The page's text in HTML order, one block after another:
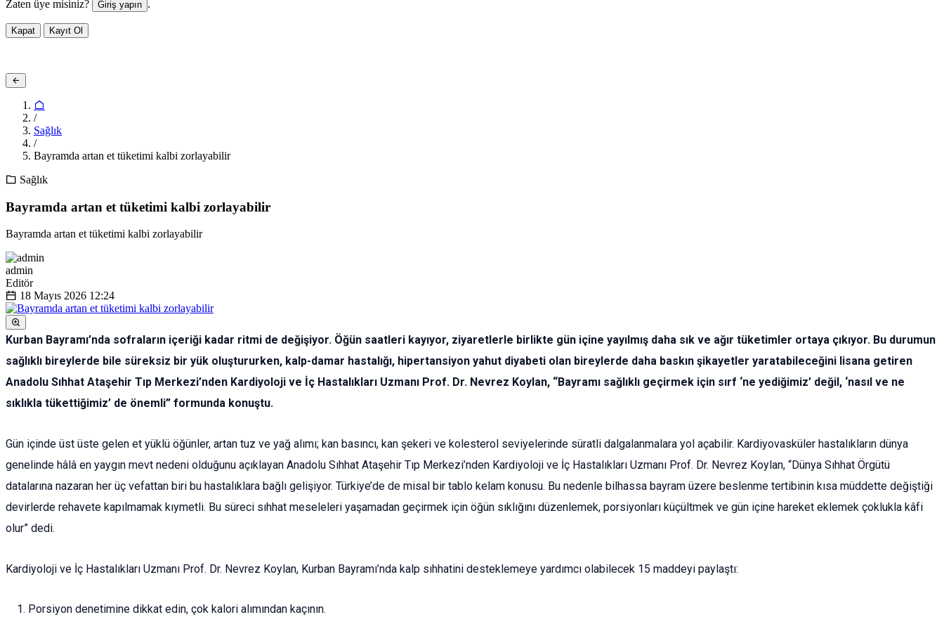
Zaten üye misiniz? Giriş yapın .
Kapat Kayıt Ol
/
Sağlık
/
Bayramda artan et tüketimi kalbi zorlayabilir
Sağlık
Bayramda artan et tüketimi kalbi zorlayabilir
Bayramda artan et tüketimi kalbi zorlayabilir
admin
Editör
18 Mayıs 2026 12:24
Kurban Bayramı’nda sofraların içeriği kadar ritmi de değişiyor. Öğün saatleri kayıyor, ziyaretlerle birlikte gün içine yayılmış daha sık ve ağır tüketimler ortaya çıkıyor. Bu durumun
sağlıklı bireylerde bile süreksiz bir yük oluştururken, kalp-damar hastalığı, hipertansiyon yahut diyabeti olan bireylerde daha baskın şikayetler yaratabileceğini lisana getiren
Anadolu Sıhhat Ataşehir Tıp Merkezi’nden Kardiyoloji ve İç Hastalıkları Uzmanı Prof. Dr. Nevrez Koylan, “Bayramı sağlıklı geçirmek için sırf ‘ne yediğimiz’ değil, ‘nasıl ve ne
sıklıkla tükettiğimiz’ de önemli” formunda konuştu.
Gün içinde üst üste gelen et yüklü öğünler, artan tuz ve yağ alımı; kan basıncı, kan şekeri ve kolesterol seviyelerinde süratli dalgalanmalara yol açabilir. Kardiyovasküler hastalıkların dünya
genelinde hâlâ en yaygın mevt nedeni olduğunu açıklayan Anadolu Sıhhat Ataşehir Tıp Merkezi’nden Kardiyoloji ve İç Hastalıkları Uzmanı Prof. Dr. Nevrez Koylan, “Dünya Sıhhat Örgütü
datalarına nazaran her üç vefattan biri bu hastalıklara bağlı gelişiyor. Türkiye’de de misal bir tablo kelam konusu. Bu nedenle bilhassa bayram üzere beslenme tertibinin kısa müddette değiştiği
devirlerde rehavete kapılmamak kıymetli. Bu süreci sıhhat meseleleri yaşamadan geçirmek için öğün sıklığını düzenlemek, porsiyonları küçültmek ve gün içine hareket eklemek çoklukla kâfi
olur” dedi.
Kardiyoloji ve İç Hastalıkları Uzmanı Prof. Dr. Nevrez Koylan, Kurban Bayramı’nda kalp sıhhatini desteklemeye yardımcı olabilecek 15 maddeyi paylaştı:
Porsiyon denetimine dikkat edin, çok kalori alımından kaçının.